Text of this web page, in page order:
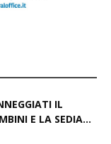
IL
E LA SEDIA...